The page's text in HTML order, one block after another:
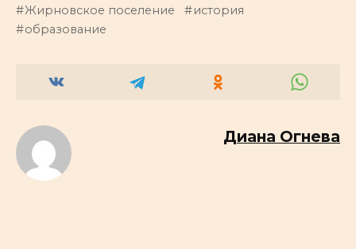
Жирновское поселение
история
образование
Диана Огнева